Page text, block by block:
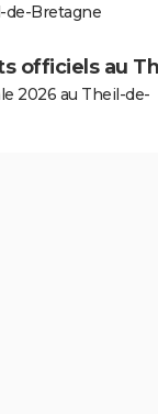
de-Bretagne
officiels au
2026 au Theil-de-